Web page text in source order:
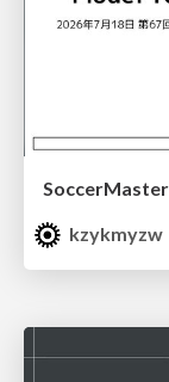
kzykmyzw